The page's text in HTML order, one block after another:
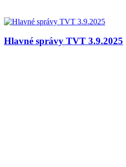
Hlavné správy TVT 3.9.2025